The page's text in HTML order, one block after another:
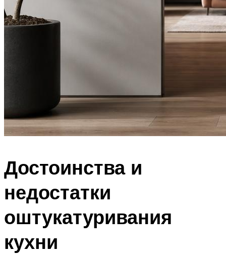
Достоинства и
недостатки
оштукатуривания
кухни